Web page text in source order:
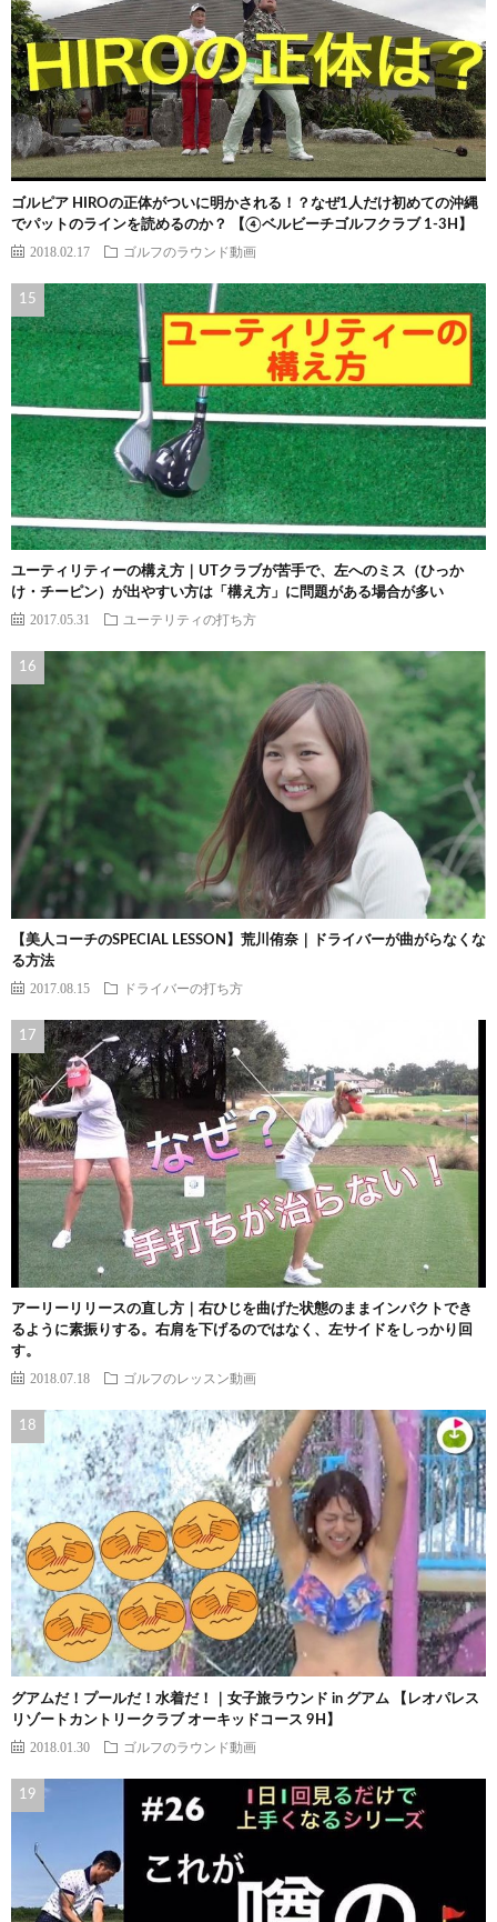
ゴルピア HIROの正体がついに明かされる！？なぜ1人だけ初めての沖縄
でパットのラインを読めるのか？ 【④ベルビーチゴルフクラブ 1-3H】
2018.02.17 ゴルフのラウンド動画
ユーティリティーの構え方｜UTクラブが苦手で、左へのミス（ひっか
け・チーピン）が出やすい方は「構え方」に問題がある場合が多い
2017.05.31 ユーテリティの打ち方
【美人コーチのSPECIAL LESSON】荒川侑奈｜ドライバーが曲がらなくな
る方法
2017.08.15 ドライバーの打ち方
アーリーリリースの直し方｜右ひじを曲げた状態のままインパクトでき
るように素振りする。右肩を下げるのではなく、左サイドをしっかり回
す。
2018.07.18 ゴルフのレッスン動画
グアムだ！プールだ！水着だ！｜女子旅ラウンド in グアム 【レオパレス
リゾートカントリークラブ オーキッドコース 9H】
2018.01.30 ゴルフのラウンド動画